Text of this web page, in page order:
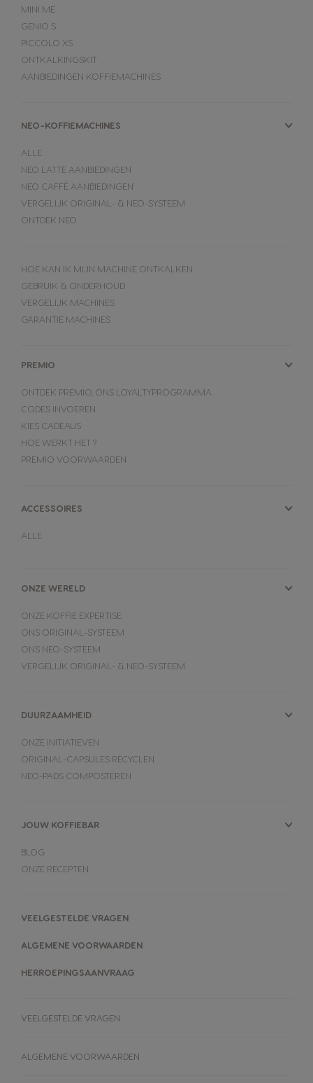
MINI ME
GENIO S
PICCOLO XS
ONTKALKINGSKIT
AANBIEDINGEN KOFFIEMACHINES
NEO-KOFFIEMACHINES
ALLE
NEO LATTE AANBIEDINGEN
NEO CAFFÈ AANBIEDINGEN
VERGELIJK ORIGINAL- & NEO-SYSTEEM
ONTDEK NEO
HOE KAN IK MIJN MACHINE ONTKALKEN
GEBRUIK & ONDERHOUD
VERGELIJK MACHINES
GARANTIE MACHINES
PREMIO
ONTDEK PREMIO, ONS LOYALTYPROGRAMMA
CODES INVOEREN
KIES CADEAUS
HOE WERKT HET ?
PREMIO VOORWAARDEN
ACCESSOIRES
ALLE
ONZE WERELD
ONZE KOFFIE EXPERTISE
ONS ORIGINAL-SYSTEEM
ONS NEO-SYSTEEM
VERGELIJK ORIGINAL- & NEO-SYSTEEM
DUURZAAMHEID
ONZE INITIATIEVEN
ORIGINAL-CAPSULES RECYCLEN
NEO-PADS COMPOSTEREN
JOUW KOFFIEBAR
BLOG
ONZE RECEPTEN
VEELGESTELDE VRAGEN
ALGEMENE VOORWAARDEN
HERROEPINGSAANVRAAG
VEELGESTELDE VRAGEN
ALGEMENE VOORWAARDEN